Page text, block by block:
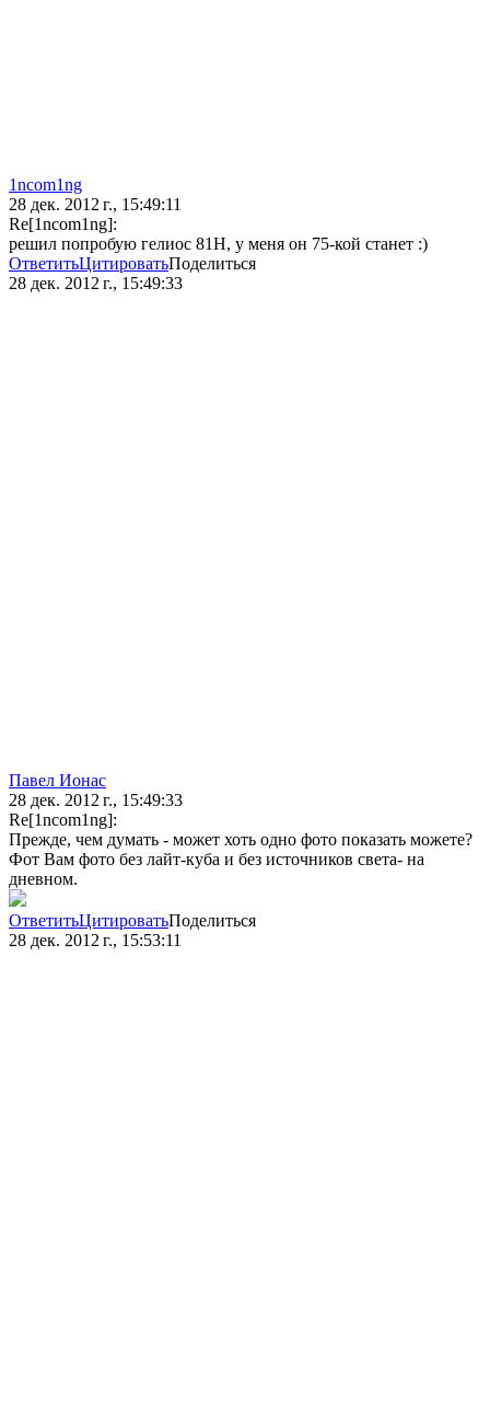
1ncom1ng
28 дек. 2012 г., 15:49:11
Re[1ncom1ng]:
решил попробую гелиос 81Н, у меня он 75-кой станет :)
ОтветитьЦитироватьПоделиться
28 дек. 2012 г., 15:49:33
Павел Ионас
28 дек. 2012 г., 15:49:33
Re[1ncom1ng]:
Прежде, чем думать - может хоть одно фото показать можете?
Фот Вам фото без лайт-куба и без источников света- на
дневном.
ОтветитьЦитироватьПоделиться
28 дек. 2012 г., 15:53:11